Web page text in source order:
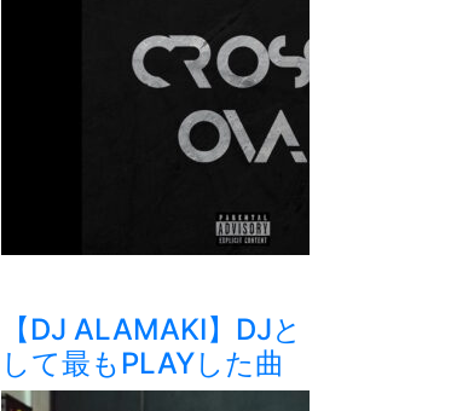
【DJ ALAMAKI】DJと
して最もPLAYした曲